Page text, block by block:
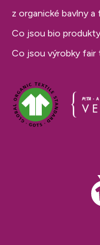
z organické bavlny
Co jsou bio
Co jsou výrobky fair